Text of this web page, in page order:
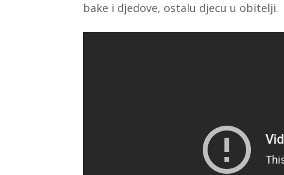
bake i djedove, ostalu djecu u obitelji.